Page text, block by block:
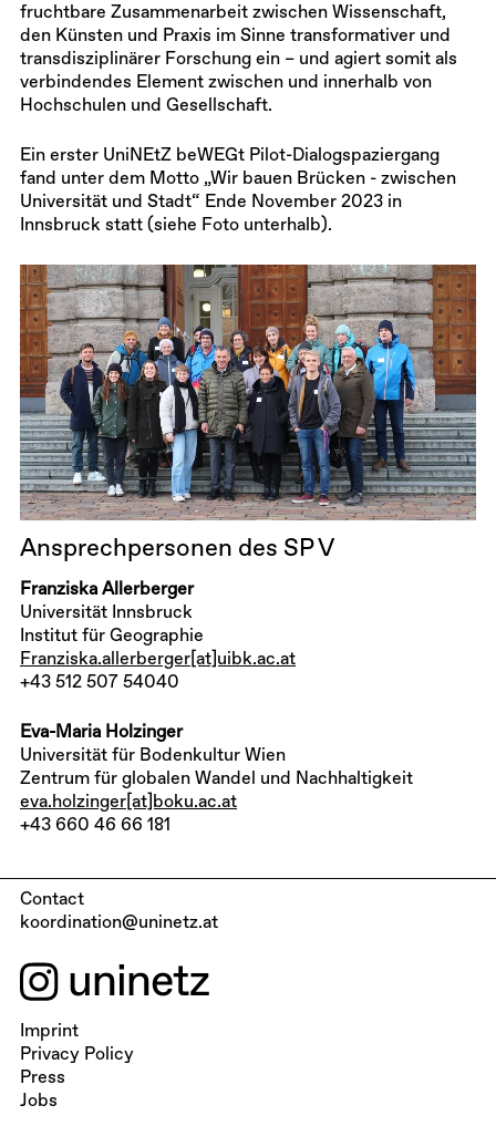
fruchtbare Zusammenarbeit zwischen Wissenschaft,
den Künsten und Praxis im Sinne transformativer und
transdisziplinärer Forschung ein – und agiert somit als
verbindendes Element zwischen und innerhalb von
Hochschulen und Gesellschaft.
Ein erster UniNEtZ beWEGt Pilot-Dialogspaziergang
fand unter dem Motto „Wir bauen Brücken - zwischen
Universität und Stadt“ Ende November 2023 in
Innsbruck statt (siehe Foto unterhalb).
Ansprechpersonen des SP V
Franziska Allerberger
Universität Innsbruck
Institut für Geographie
Franziska.allerberger[at]uibk.ac.at
+43 512 507 54040
Eva-Maria Holzinger
Universität für Bodenkultur Wien
Zentrum für globalen Wandel und Nachhaltigkeit
eva.holzinger[at]boku.ac.at
+43 660 46 66 181
Contact
koordination@uninetz.at
Imprint
Privacy Policy
Press
Jobs